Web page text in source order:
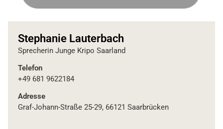
Stephanie Lauterbach
Sprecherin Junge Kripo Saarland
Telefon
+49 681 9622184
Adresse
Graf-Johann-Straße 25-29, 66121 Saarbrücken